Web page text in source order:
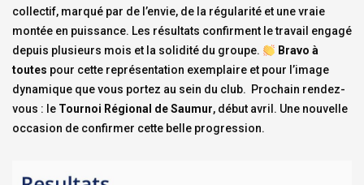
collectif, marqué par de l’envie, de la régularité et une vraie
montée en puissance. Les résultats confirment le travail engagé
depuis plusieurs mois et la solidité du groupe.
Bravo à
toutes pour cette représentation exemplaire et pour l’image
dynamique que vous portez au sein du club. Prochain rendez-
vous : le Tournoi Régional de Saumur, début avril. Une nouvelle
occasion de confirmer cette belle progression.